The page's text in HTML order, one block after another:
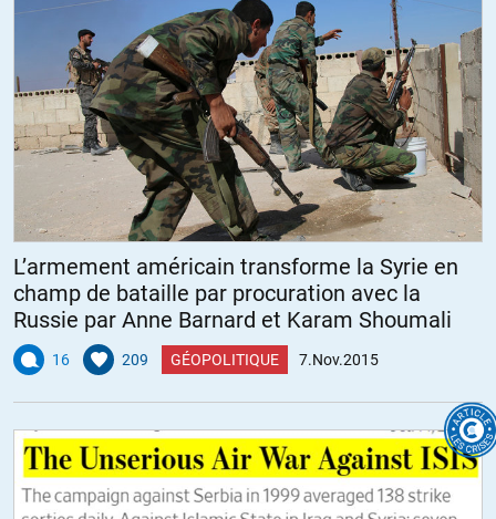
L’armement américain transforme la Syrie en
champ de bataille par procuration avec la
Russie par Anne Barnard et Karam Shoumali
16 209 GÉOPOLITIQUE 7.Nov.2015